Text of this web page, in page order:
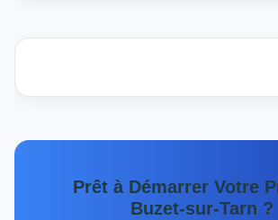
Prêt à Démarrer Votre
Buzet-sur-Tarn ?